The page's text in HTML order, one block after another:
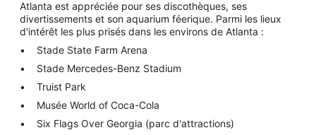
Atlanta est appréciée pour ses discothèques, ses
divertissements et son aquarium féerique. Parmi les lieux
d'intérêt les plus prisés dans les environs de Atlanta :
Stade State Farm Arena
Stade Mercedes-Benz Stadium
Truist Park
Musée World of Coca-Cola
Six Flags Over Georgia (parc d'attractions)